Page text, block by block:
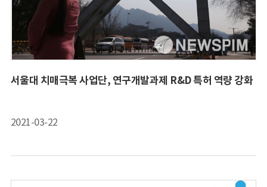
서울대 치매극복 사업단, 연구개발과제 R&D 특허 역량 강화
2021-03-22